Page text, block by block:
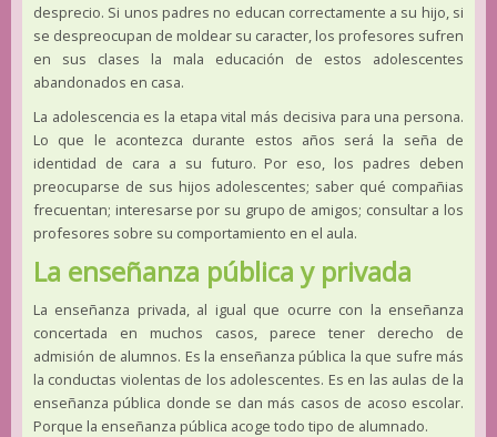
desprecio. Si unos padres no educan correctamente a su hijo, si
se despreocupan de moldear su caracter, los profesores sufren
en sus clases la mala educación de estos adolescentes
abandonados en casa.
La adolescencia es la etapa vital más decisiva para una persona.
Lo que le acontezca durante estos años será la seña de
identidad de cara a su futuro. Por eso, los padres deben
preocuparse de sus hijos adolescentes; saber qué compañias
frecuentan; interesarse por su grupo de amigos; consultar a los
profesores sobre su comportamiento en el aula.
La enseñanza pública y privada
La enseñanza privada, al igual que ocurre con la enseñanza
concertada en muchos casos, parece tener derecho de
admisión de alumnos. Es la enseñanza pública la que sufre más
la conductas violentas de los adolescentes. Es en las aulas de la
enseñanza pública donde se dan más casos de acoso escolar.
Porque la enseñanza pública acoge todo tipo de alumnado.